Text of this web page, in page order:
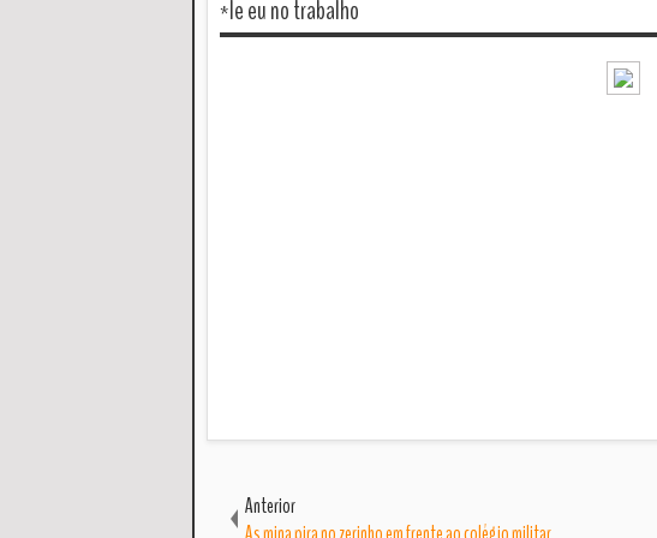
*le eu no trabalho
Anterior